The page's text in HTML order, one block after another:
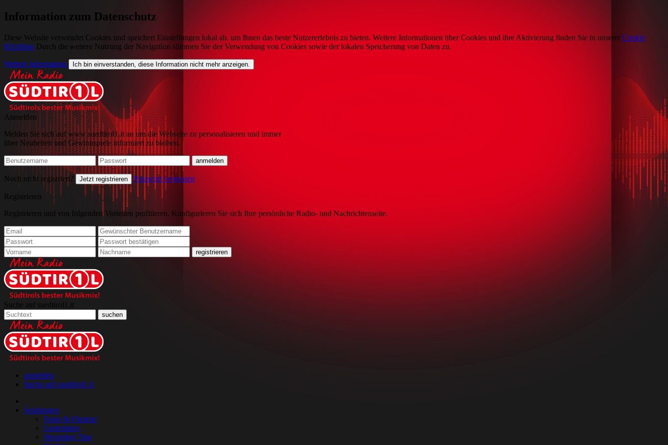
Information zum Datenschutz
Diese Website verwendet Cookies und speichert Einstellungen lokal ab, um Ihnen das beste Nutzererlebnis zu bieten. Weitere Informationen über Cookies und ihre Aktivierung finden Sie in unserer Cookie
Richtlinie Durch die weitere Nutzung der Navigation stimmen Sie der Verwendung von Cookies sowie der lokalen Speicherung von Daten zu.
Weitere Information Ich bin einverstanden, diese Information nicht mehr anzeigen.
Anmelden
Melden Sie sich auf www.suedtirol1.it an um die Webseite zu personalisieren und immer
über Neuheiten und Gewinnspiele informiert zu bleiben.
Noch nicht registriert? Jetzt registrieren Passwort vergessen
Registrieren
Registrieren und von folgenden Vorteilen profitieren. Konfigurieren Sie sich Ihre persönliche Radio- und Nachrichtenseite.
Suche auf suedtirol1.it
anmelden
Suche auf suedtirol1.it
Sendungen
Feuer & Flamme
Gartentipps
Streaming Tipp